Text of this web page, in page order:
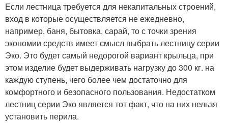
Если лестница требуется для некапитальных строений,
вход в которые осуществляется не ежедневно,
например, баня, бытовка, сарай, то с точки зрения
экономии средств имеет смысл выбрать лестницу серии
Эко. Это будет самый недорогой вариант крыльца, при
этом изделие будет выдерживать нагрузку до 300 кг. на
каждую ступень, чего более чем достаточно для
комфортного и безопасного пользования. Недостатком
лестниц серии Эко является тот факт, что на них нельзя
установить перила.